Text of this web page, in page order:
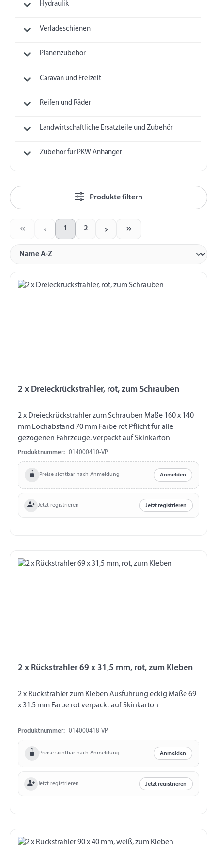
Hydraulik
Verladeschienen
Planenzubehör
Caravan und Freizeit
Reifen und Räder
Landwirtschaftliche Ersatzteile und Zubehör
Zubehör für PKW Anhänger
Produkte filtern
1 2
2 x Dreieckrückstrahler, rot, zum Schrauben
2 x Dreieckrückstrahler zum Schrauben Maße 160 x 140
mm Lochabstand 70 mm Farbe rot Pflicht für alle
gezogenen Fahrzeuge. verpackt auf Skinkarton
Produktnummer: 014000410-VP
Preise sichtbar nach Anmeldung Anmelden
Jetzt registrieren Jetzt registrieren
2 x Rückstrahler 69 x 31,5 mm, rot, zum Kleben
2 x Rückstrahler zum Kleben Ausführung eckig Maße 69
x 31,5 mm Farbe rot verpackt auf Skinkarton
Produktnummer: 014000418-VP
Preise sichtbar nach Anmeldung Anmelden
Jetzt registrieren Jetzt registrieren